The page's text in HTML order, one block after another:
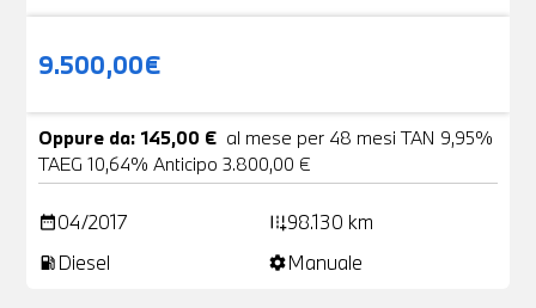
9.500,00€
Oppure da: 145,00 € al mese per 48 mesi TAN 9,95%
TAEG 10,64% Anticipo 3.800,00 €
date_range04/2017 add_road98.130 km
local_gas_station Diesel settingsManuale